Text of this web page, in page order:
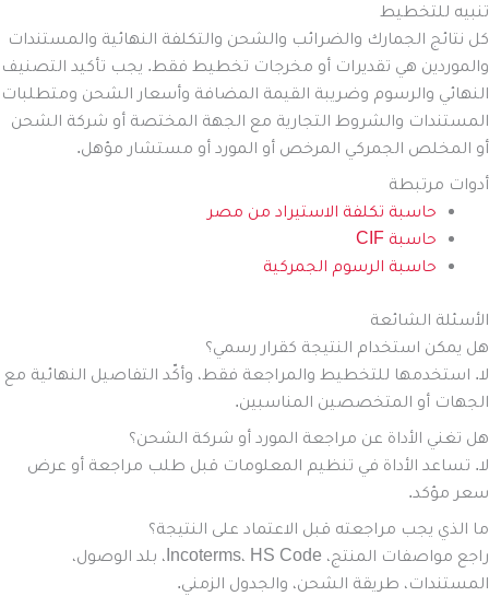
تنبيه للتخطيط
كل نتائج الجمارك والضرائب والشحن والتكلفة النهائية والمستندات
والموردين هي تقديرات أو مخرجات تخطيط فقط. يجب تأكيد التصنيف
النهائي والرسوم وضريبة القيمة المضافة وأسعار الشحن ومتطلبات
المستندات والشروط التجارية مع الجهة المختصة أو شركة الشحن
أو المخلص الجمركي المرخص أو المورد أو مستشار مؤهل.
أدوات مرتبطة
حاسبة تكلفة الاستيراد من مصر
حاسبة CIF
حاسبة الرسوم الجمركية
الأسئلة الشائعة
هل يمكن استخدام النتيجة كقرار رسمي؟
لا. استخدمها للتخطيط والمراجعة فقط، وأكّد التفاصيل النهائية مع
الجهات أو المتخصصين المناسبين.
هل تغني الأداة عن مراجعة المورد أو شركة الشحن؟
لا. تساعد الأداة في تنظيم المعلومات قبل طلب مراجعة أو عرض
سعر مؤكد.
ما الذي يجب مراجعته قبل الاعتماد على النتيجة؟
راجع مواصفات المنتج، Incoterms، HS Code، بلد الوصول،
المستندات، طريقة الشحن، والجدول الزمني.